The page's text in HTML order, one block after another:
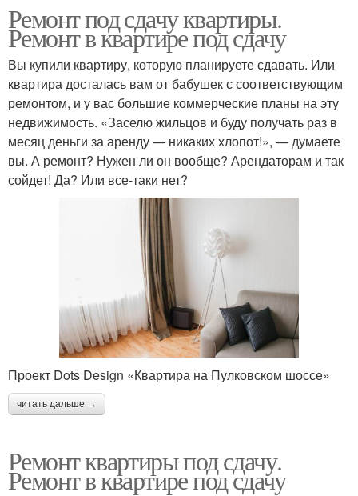
Ремонт под сдачу квартиры.
Ремонт в квартире под сдачу
Вы купили квартиру, которую планируете сдавать. Или
квартира досталась вам от бабушек с соответствующим
ремонтом, и у вас большие коммерческие планы на эту
недвижимость. «Заселю жильцов и буду получать раз в
месяц деньги за аренду — никаких хлопот!», — думаете
вы. А ремонт? Нужен ли он вообще? Арендаторам и так
сойдет! Да? Или все-таки нет?
Проект Dots Design «Квартира на Пулковском шоссе»
читать дальше →
Ремонт квартиры под сдачу.
Ремонт в квартире под сдачу